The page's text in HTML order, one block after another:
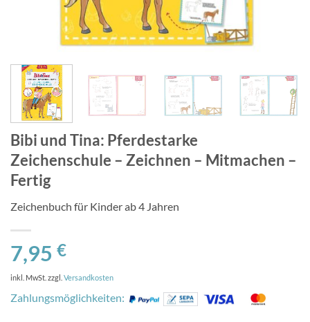
Bibi und Tina: Pferdestarke
Zeichenschule – Zeichnen – Mitmachen –
Fertig
Zeichenbuch für Kinder ab 4 Jahren
7,95 €
inkl. MwSt. zzgl. Versandkosten
Zahlungsmöglichkeiten: